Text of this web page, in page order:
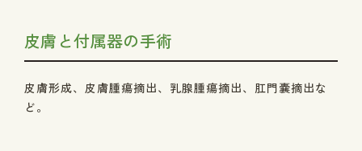
皮膚と付属器の手術
皮膚形成、皮膚腫瘍摘出、乳腺腫瘍摘出、肛門嚢摘出な
ど。